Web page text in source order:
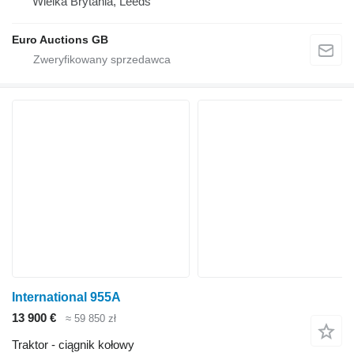
Euro Auctions GB
International 955A
13 900 €
≈ 59 850 zł
Traktor - ciągnik kołowy